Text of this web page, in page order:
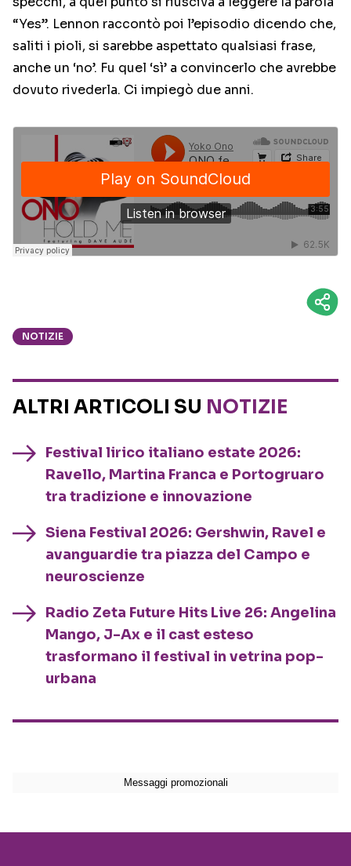
“Yes”. Lennon raccontò poi l’episodio dicendo che,
saliti i pioli, si sarebbe aspettato qualsiasi frase,
anche un ‘no’. Fu quel ‘sì’ a convincerlo che avrebbe
dovuto rivederla. Ci impiegò due anni.
NOTIZIE
ALTRI ARTICOLI SU NOTIZIE
Festival lirico italiano estate 2026:
Ravello, Martina Franca e Portogruaro
tra tradizione e innovazione
Siena Festival 2026: Gershwin, Ravel e
avanguardie tra piazza del Campo e
neuroscienze
Radio Zeta Future Hits Live 26: Angelina
Mango, J-Ax e il cast esteso
trasformano il festival in vetrina pop-
urbana